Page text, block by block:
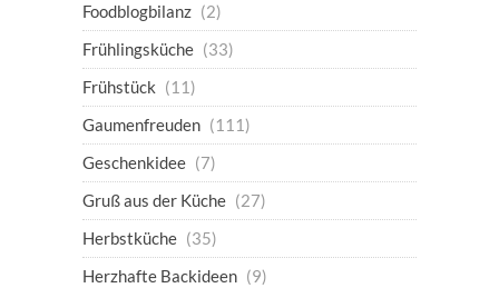
Foodblogbilanz (2)
Frühlingsküche (33)
Frühstück (11)
Gaumenfreuden (111)
Geschenkidee (7)
Gruß aus der Küche (27)
Herbstküche (35)
Herzhafte Backideen (9)